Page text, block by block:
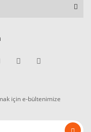
için e-bültenimize